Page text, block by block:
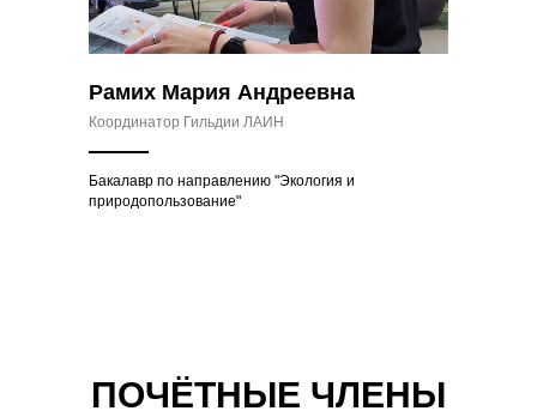
Рамих Мария Андреевна
Координатор Гильдии ЛАИН
Бакалавр по направлению "Экология и
природопользование"
ПОЧЁТНЫЕ ЧЛЕНЫ